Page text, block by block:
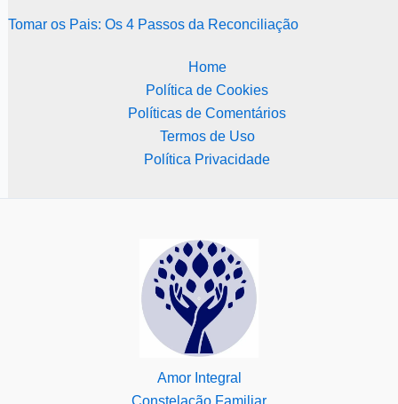
Tomar os Pais: Os 4 Passos da Reconciliação
Home
Política de Cookies
Políticas de Comentários
Termos de Uso
Política Privacidade
Amor Integral